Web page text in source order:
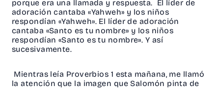
porque era una llamada y respuesta. El líder de
adoración cantaba «Yahweh» y los niños
respondían «Yahweh». El líder de adoración
cantaba «Santo es tu nombre» y los niños
respondían «Santo es tu nombre». Y así
sucesivamente.
Mientras leía Proverbios 1 esta mañana, me llamó
la atención que la imagen que Salomón pinta de